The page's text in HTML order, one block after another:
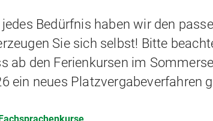
jedes Bedürfnis haben wir den
Sie sich selbst! Bitte
ab den Ferienkursen im
ein neues Platzvergabeverfahren